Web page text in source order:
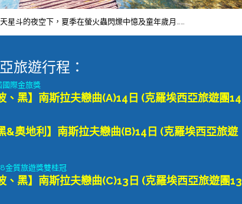
星斗的夜空下，夏季在螢火蟲閃爍中憶及童年歲月……
旅遊行程：
國際金旅獎
、黑】南斯拉夫戀曲(A)14日 (克羅埃西亞旅遊團14
&奧地利】南斯拉夫戀曲(B)14日 (克羅埃西亞旅遊
金質旅遊獎雙桂冠
、黑】南斯拉夫戀曲(C)13日 (克羅埃西亞旅遊團13